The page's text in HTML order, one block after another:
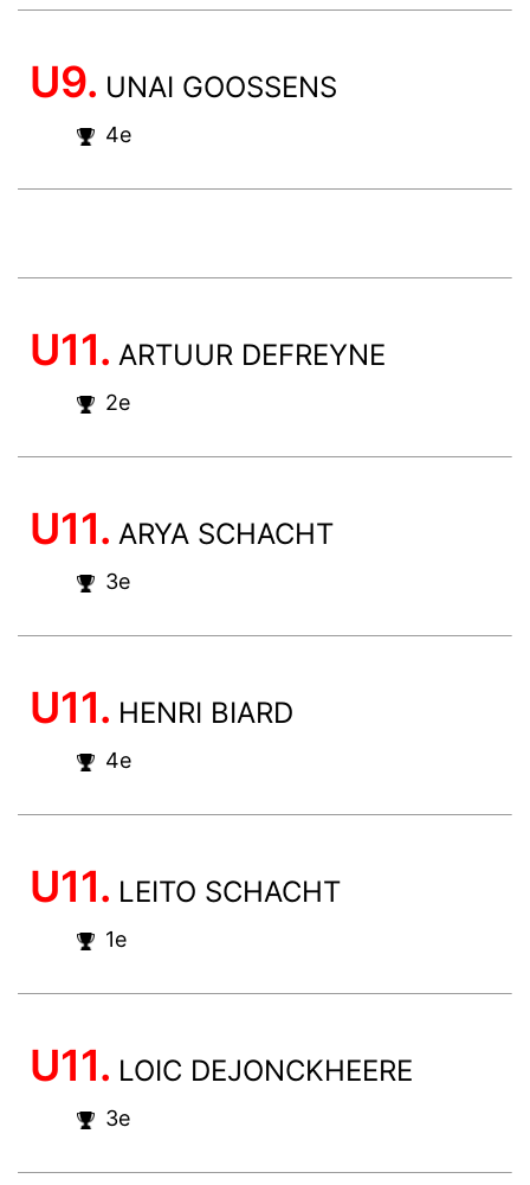
U9. UNAI GOOSSENS
4e
U11. ARTUUR DEFREYNE
2e
U11. ARYA SCHACHT
3e
U11. HENRI BIARD
4e
U11. LEITO SCHACHT
1e
U11. LOIC DEJONCKHEERE
3e